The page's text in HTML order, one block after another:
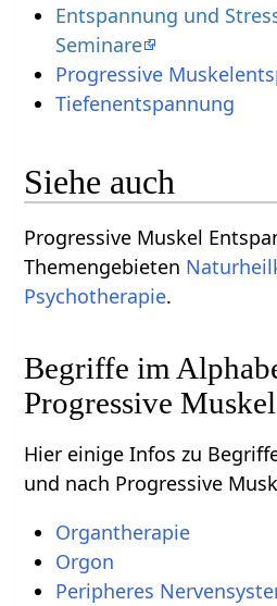
Entspannung und
Seminare
Progressive
Tiefenentspannung
Siehe auch
Progressive Muskel
Themengebieten
Psychotherapie.
Begriffe im
Progressive
Hier einige Infos zu
und nach Progressive
Organtherapie
Orgon
Peripheres